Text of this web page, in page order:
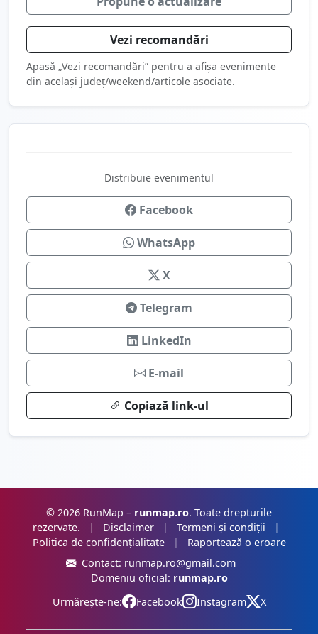
Vezi recomandări
Apasă „Vezi recomandări” pentru a afișa evenimente
din același județ/weekend/articole asociate.
Distribuie evenimentul
Facebook
WhatsApp
X
Telegram
LinkedIn
E-mail
Copiază link-ul
© 2026 RunMap – runmap.ro. Toate drepturile
rezervate.
| Disclaimer | Termeni și condiții
|
Politica de confidențialitate
|
Raportează o eroare
Contact: runmap.ro@gmail.com
Domeniu oficial: runmap.ro
Urmărește-ne:
Facebook Instagram X